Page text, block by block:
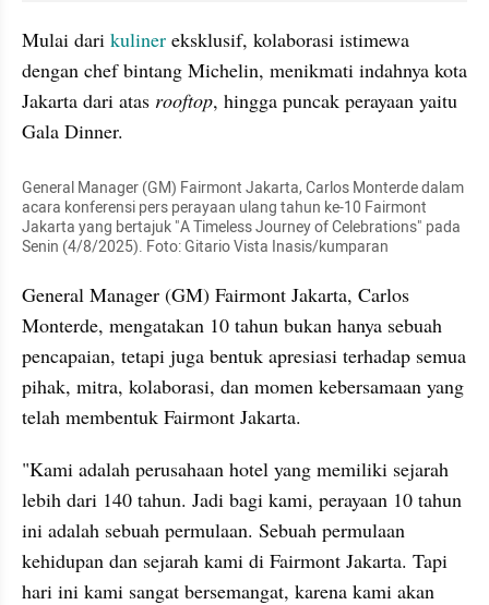
Mulai dari kuliner eksklusif, kolaborasi istimewa
dengan chef bintang Michelin, menikmati indahnya kota
Jakarta dari atas rooftop, hingga puncak perayaan yaitu
Gala Dinner.
General Manager (GM) Fairmont Jakarta, Carlos Monterde dalam
acara konferensi pers perayaan ulang tahun ke-10 Fairmont
Jakarta yang bertajuk "A Timeless Journey of Celebrations" pada
Senin (4/8/2025). Foto: Gitario Vista Inasis/kumparan
General Manager (GM) Fairmont Jakarta, Carlos
Monterde, mengatakan 10 tahun bukan hanya sebuah
pencapaian, tetapi juga bentuk apresiasi terhadap semua
pihak, mitra, kolaborasi, dan momen kebersamaan yang
telah membentuk Fairmont Jakarta.
"Kami adalah perusahaan hotel yang memiliki sejarah
lebih dari 140 tahun. Jadi bagi kami, perayaan 10 tahun
ini adalah sebuah permulaan. Sebuah permulaan
kehidupan dan sejarah kami di Fairmont Jakarta. Tapi
hari ini kami sangat bersemangat, karena kami akan